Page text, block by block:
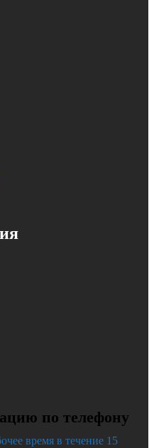
по телефону
время в течение 15